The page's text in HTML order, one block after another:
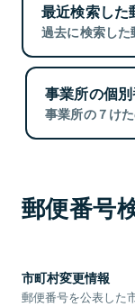
最近検索した
過去に検索した
事業所の個
事業所の７け
郵便番号
市町村変更情報
郵便番号を公表した